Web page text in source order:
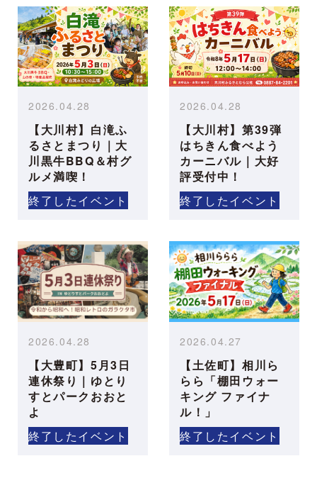
【大川村】白滝ふ
るさとまつり｜大
川黒牛BBQ＆村グ
ルメ満喫！
2026.04.28
終了したイベント
【大川村】第39弾
はちきん食べよう
カーニバル｜大好
評受付中！
2026.04.28
終了したイベント
【大豊町】5月3日
連休祭り｜ゆとり
すとパークおおと
よ
2026.04.28
終了したイベント
【土佐町】相川ら
らら「棚田ウォー
キング ファイナ
ル！」
2026.04.27
終了したイベント